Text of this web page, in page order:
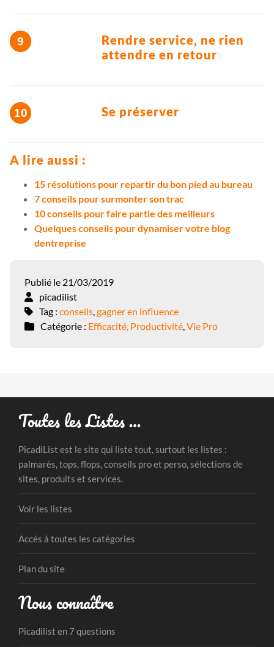
Rendre service, ne rien
attendre en retour
Se préserver
A lire aussi :
15 résolutions pour repartir du bon pied au bureau
7 conseils pour surmonter son trac
10 conseils pour faire partie des meilleurs
Quelques conseils pour dynamiser votre blog
dentreprise
Publié le 21/03/2019
picadilist
Tag : conseils,gagner en influence
Catégorie : Efficacité, Productivité,Vie Pro
Toutes les Listes …
PicadiList est le site qui liste tout, surtout les listes :
palmarès, tops, flops, conseils pro et perso, sélections de
sites, produits et services.
Voir les listes
Accès à toutes les catégories
Plan du site
Nous connaître
Picadilist en 7 questions